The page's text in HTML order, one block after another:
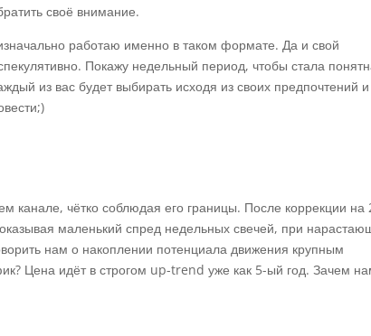
своё внимание.
работаю именно в таком формате. Да и свой
Покажу недельный период, чтобы стала
из вас будет выбирать исходя из своих предпочтений и
канале, чётко соблюдая его границы. После коррекции на
маленький спред недельных свечей, при
нам о накоплении потенциала движения крупным
Цена идёт в строгом up-trend уже как 5-ый год. Зачем